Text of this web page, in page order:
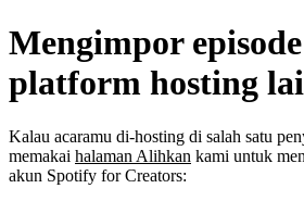
Mengimpor
platform hosting
Kalau acaramu di-hosting di salah satu
memakai halaman Alihkan kami untuk
akun Spotify for Creators: